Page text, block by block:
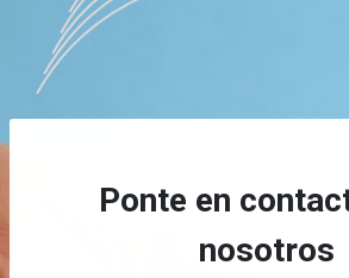
Ponte en
nosotros